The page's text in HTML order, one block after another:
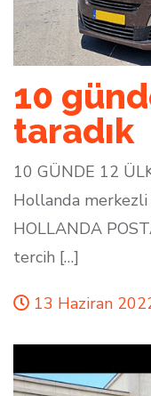
10
taradık
10 GÜNDE 12
Hollanda merkezli
HOLLANDA
tercih […]
13 Haziran